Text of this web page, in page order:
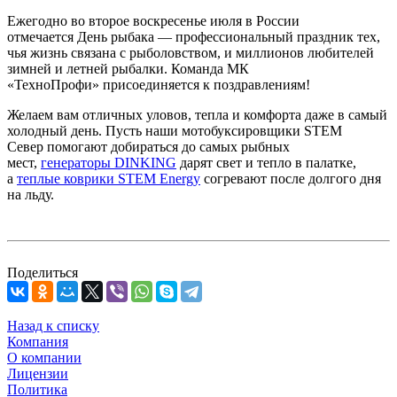
Ежегодно во второе воскресенье июля в России
отмечается День рыбака — профессиональный праздник тех,
чья жизнь связана с рыболовством, и миллионов любителей
зимней и летней рыбалки. Команда МК
«ТехноПрофи» присоединяется к поздравлениям!
Желаем вам отличных уловов, тепла и комфорта даже в самый
холодный день. Пусть наши мотобуксировщики STEM
Север помогают добираться до самых рыбных
мест, генераторы DINKING дарят свет и тепло в палатке,
а теплые коврики STEM Energy согревают после долгого дня
на льду.
Поделиться
Назад к списку
Компания
О компании
Лицензии
Политика